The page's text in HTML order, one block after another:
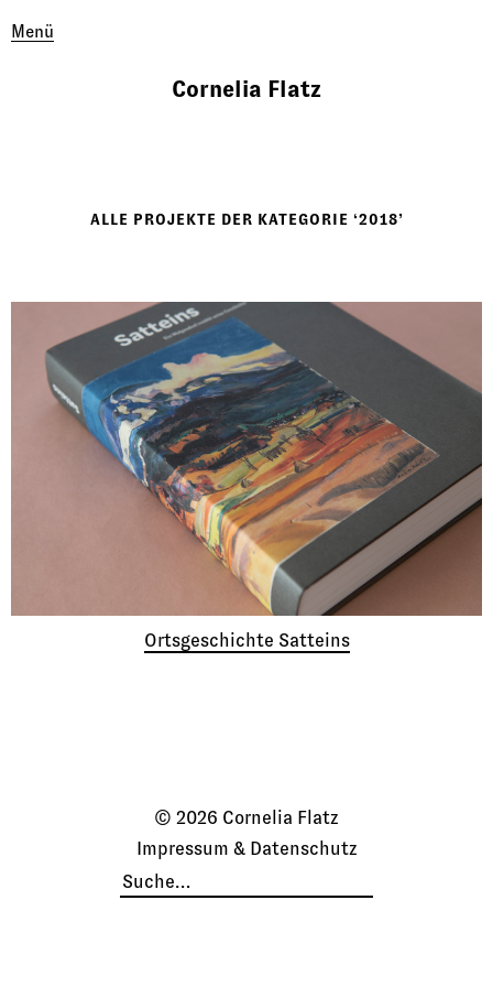
Menü
Cornelia Flatz
ALLE PROJEKTE DER KATEGORIE ‘2018’
Ortsgeschichte Satteins
© 2026 Cornelia Flatz
Impressum & Datenschutz